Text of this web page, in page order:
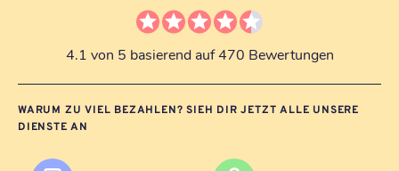
4.1 von 5 basierend auf 470 Bewertungen
WARUM ZU VIEL BEZAHLEN? SIEH DIR JETZT ALLE UNSERE
DIENSTE AN